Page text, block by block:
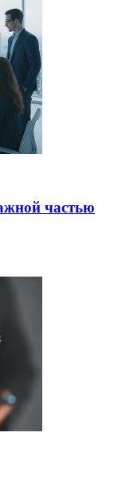
частью